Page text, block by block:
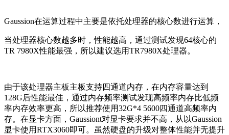
Gaussion在运算过程中主要是依托处理器的核心数进行运算，
当处理器核心数越多时，性能越高，通过测试发现64核心的
TR 7980X性能最强，所以建议选用TR7980X处理器。
由于该处理器主板主板支持四通道内存，在内存容量达到
128G后性能最佳，通过内存频率测试发现高频率内存比低频
率内存效率更高，所以推荐使用32G*4 5600四通道高频率内
存。在显卡方面，Gaussiont对显卡要求并不高，从以Gaussion
显卡使用RTX3060即可。虽然硬盘的升级对整体性能并无提升